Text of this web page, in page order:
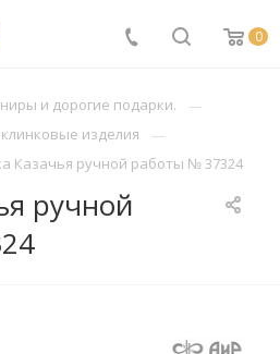
0
и дорогие подарки.
изделия
Казачья ручной работы № 37324
ручной